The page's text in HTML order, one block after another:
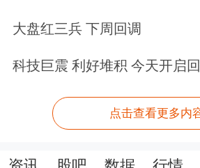
亿，同比增长3.81%，
0.01%的增幅明显改善；
银行已强化市值管理
大盘红三兵 下周回调
科技巨震 利好堆积 今天开启
点击查看更多内